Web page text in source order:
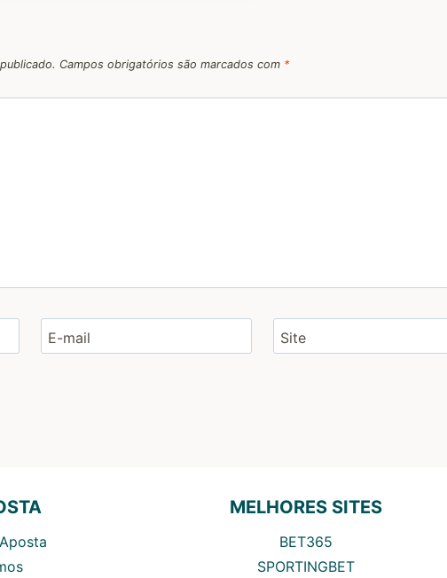
Campos obrigatórios são marcados com *
E-mail Site
MELHORES SITES
BET365
SPORTINGBET